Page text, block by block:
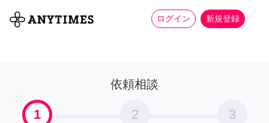
ログイン 新規登録
全て 家事 more_horiz
依頼相談
1 2 3